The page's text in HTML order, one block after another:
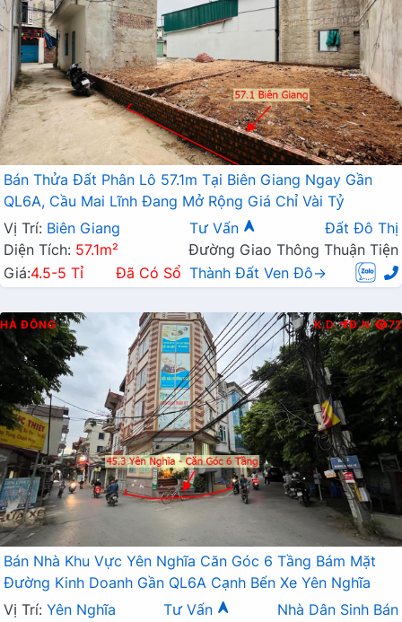
Bán Thửa Đất Phân Lô 57.1m Tại Biên Giang Ngay Gần
QL6A, Cầu Mai Lĩnh Đang Mở Rộng Giá Chỉ Vài Tỷ
Vị Trí: Biên Giang Tư Vấn
Đất Đô Thị
Diện Tích: 57.1m²
Đường Giao Thông Thuận Tiện
Giá:4.5-5 Tỉ Đã Có Sổ Thành Đất Ven Đô→
HÀ ĐÔNG K.D Đ.N 72
Bán Nhà Khu Vực Yên Nghĩa Căn Góc 6 Tầng Bám Mặt
Đường Kinh Doanh Gần QL6A Cạnh Bến Xe Yên Nghĩa
Vị Trí: Yên Nghĩa Tư Vấn
Nhà Dân Sinh Bán